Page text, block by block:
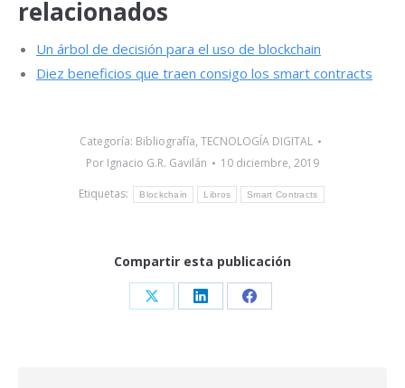
relacionados
Un árbol de decisión para el uso de blockchain
Diez beneficios que traen consigo los smart contracts
Categoría: Bibliografía, TECNOLOGÍA DIGITAL
Por Ignacio G.R. Gavilán
10 diciembre, 2019
Etiquetas:
Blockchain Libros Smart Contracts
Compartir esta publicación
Share Share Share